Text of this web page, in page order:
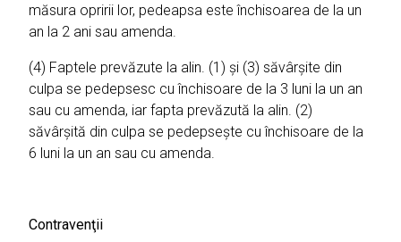
măsura opririi lor, pedeapsa este închisoarea de la un
an la 2 ani sau amenda.
(4) Faptele prevăzute la alin. (1) şi (3) săvârşite din
culpa se pedepsesc cu închisoare de la 3 luni la un an
sau cu amenda, iar fapta prevăzută la alin. (2)
săvârşită din culpa se pedepseşte cu închisoare de la
6 luni la un an sau cu amenda.
Contravenţii